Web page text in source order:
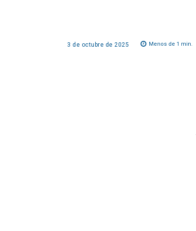
3 de octubre de 2025 Menos de 1 min.